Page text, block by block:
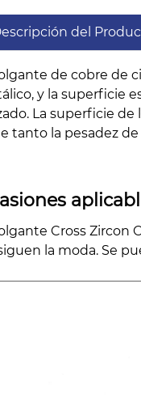
del
de cobre de
y la superficie
La superficie
tanto la pesadez
Cross Zircon
la moda. Se